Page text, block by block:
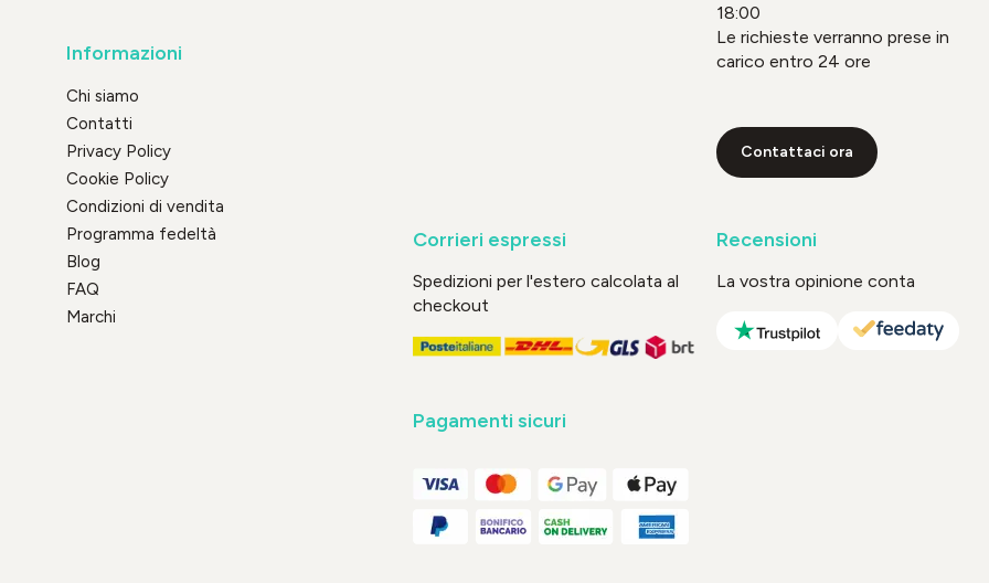
Informazioni
Chi siamo
Contatti
Privacy Policy
Cookie Policy
Condizioni di vendita
Programma fedeltà
Blog
FAQ
Marchi
18:00
Le richieste verranno prese in
carico entro 24 ore
Contattaci ora
Corrieri espressi
Spedizioni per l'estero calcolata al
checkout
Recensioni
La vostra opinione conta
Pagamenti sicuri